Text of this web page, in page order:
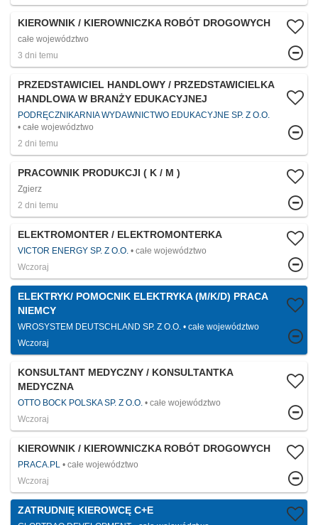
KIEROWNIK / KIEROWNICZKA ROBÓT DROGOWYCH
całe województwo
3 dni temu
PRZEDSTAWICIEL HANDLOWY / PRZEDSTAWICIELKA
HANDLOWA W BRANŻY EDUKACYJNEJ
PODRĘCZNIKARNIA WYDAWNICTWO EDUKACYJNE SP. Z O.O.
całe województwo
2 dni temu
PRACOWNIK PRODUKCJI ( K / M )
Zgierz
2 dni temu
ELEKTROMONTER / ELEKTROMONTERKA
VICTOR ENERGY SP. Z O.O.
całe województwo
Wczoraj
ELEKTRYK/ POMOCNIK ELEKTRYKA (M/K/D) PRACA
NIEMCY
WROSYSTEM DEUTSCHLAND SP. Z O.O.
całe województwo
Wczoraj
KONSULTANT MEDYCZNY / KONSULTANTKA
MEDYCZNA
OTTO BOCK POLSKA SP. Z O.O.
całe województwo
Wczoraj
KIEROWNIK / KIEROWNICZKA ROBÓT DROGOWYCH
PRACA.PL
całe województwo
Wczoraj
ZATRUDNIĘ KIEROWCĘ C+E